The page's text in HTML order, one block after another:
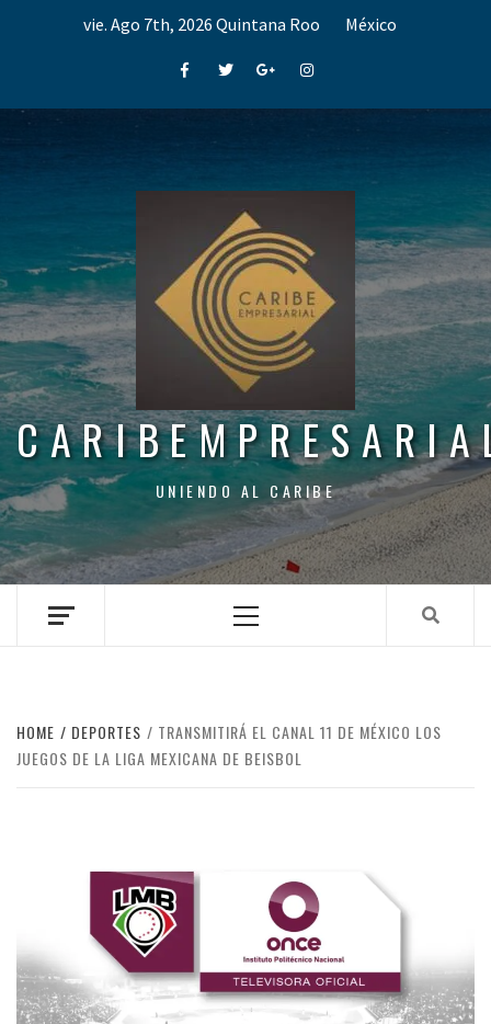
vie. Ago 7th, 2026 Quintana Roo México
FacebookTwitterGoogle+Instagram
UNIENDO AL CARIBE
Menu
HOME DEPORTES
TRANSMITIRÁ EL CANAL 11 DE MÉXICO LOS
JUEGOS DE LA LIGA MEXICANA DE BEISBOL